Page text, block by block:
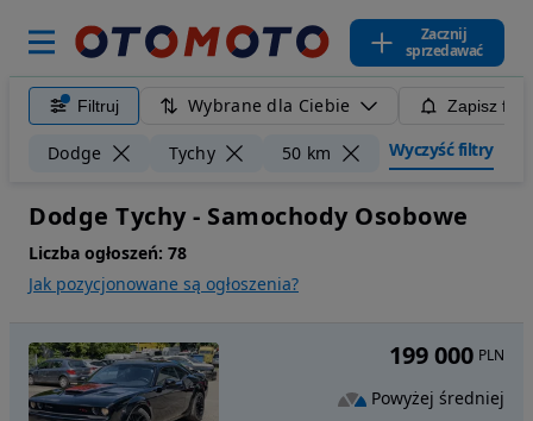
Zacznij
sprzedawać
Filtruj Wybrane dla Ciebie Zapisz
Dodge Tychy 50 km Wyczyść filtry
Dodge Tychy - Samochody Osobowe
Liczba ogłoszeń: 78
Jak pozycjonowane są ogłoszenia?
199 000 PLN
Powyżej średniej